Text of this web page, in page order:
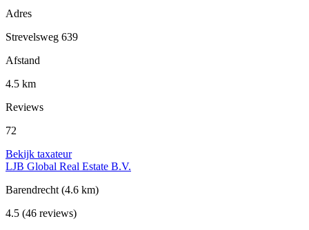
Adres
Strevelsweg 639
Afstand
4.5 km
Reviews
72
Bekijk taxateur
LJB Global Real Estate B.V.
Barendrecht (4.6 km)
4.5 (46 reviews)